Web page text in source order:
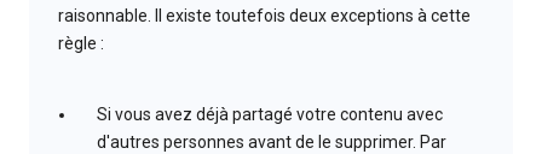
raisonnable. Il existe toutefois deux exceptions à cette
règle :
Si vous avez déjà partagé votre contenu avec
d'autres personnes avant de le supprimer. Par